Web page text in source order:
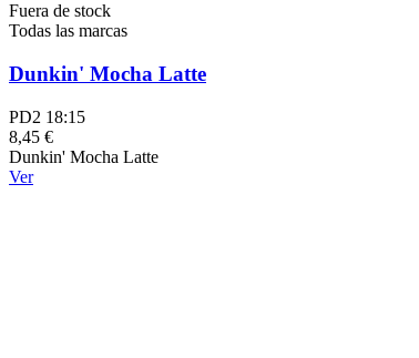
Fuera de stock
Todas las marcas
Dunkin' Mocha Latte
PD2 18:15
8,45 €
Dunkin' Mocha Latte
Ver